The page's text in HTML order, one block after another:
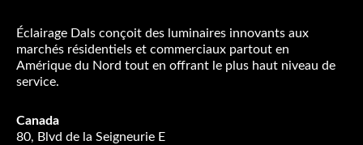
Éclairage Dals conçoit des luminaires innovants aux
marchés résidentiels et commerciaux partout en
Amérique du Nord tout en offrant le plus haut niveau de
service.
Canada
80, Blvd de la Seigneurie E